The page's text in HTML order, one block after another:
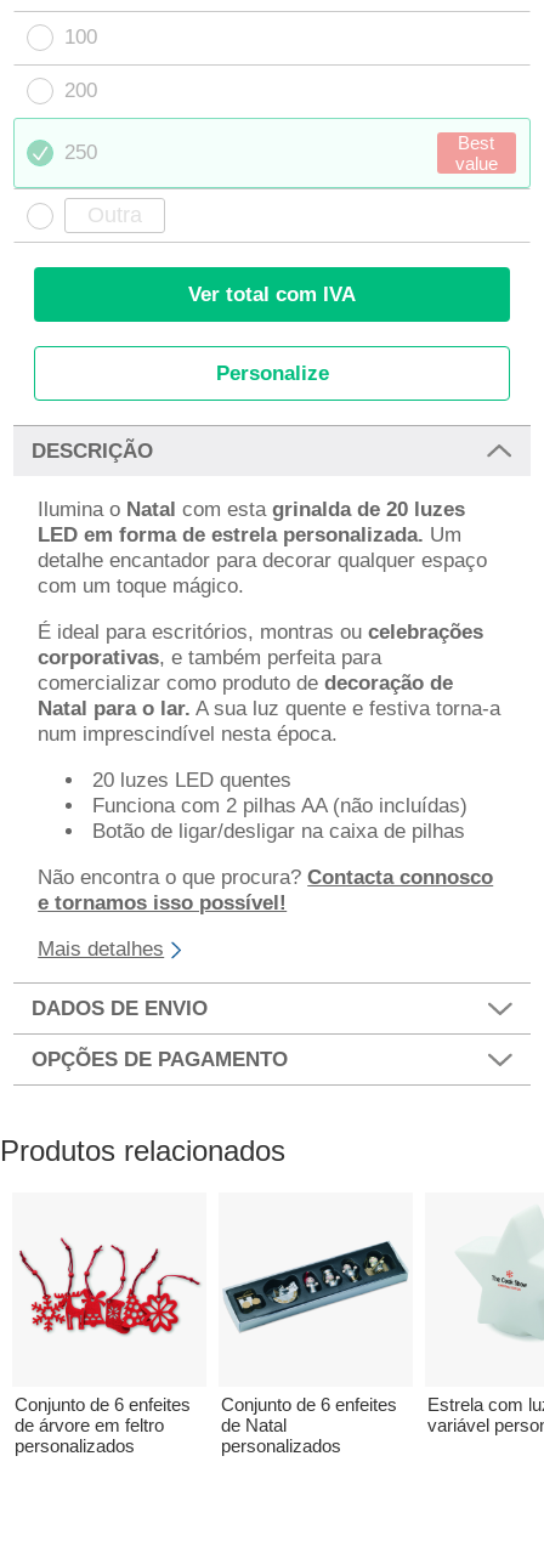
100
200
250
Best
value
Ver total com IVA
Personalize
DESCRIÇÃO
Ilumina o Natal com estagrinalda de 20 luzes
LED em forma de estrela personalizada. Um
detalhe encantador para decorar qualquer espaço
com um toque mágico.
É ideal para escritórios, montras oucelebrações
corporativas, e também perfeita para
comercializar como produto dedecoração de
Natal para o lar. A sua luz quente e festiva torna-a
num imprescindível nesta época.
20 luzes LED quentes
Funciona com 2 pilhas AA (não incluídas)
Botão de ligar/desligar na caixa de pilhas
Não encontra o que procura?Contacta connosco
e tornamos isso possível!
Mais detalhes
DADOS DE ENVIO
OPÇÕES DE PAGAMENTO
Produtos relacionados
Conjunto de 6 enfeites
de árvore em feltro
personalizados
Conjunto de 6 enfeites
de Natal
personalizados
Estrela com
variável